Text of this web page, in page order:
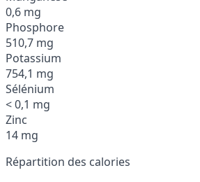
0,6 mg
Phosphore
510,7 mg
Potassium
754,1 mg
Sélénium
< 0,1 mg
Zinc
14 mg
Répartition des calories